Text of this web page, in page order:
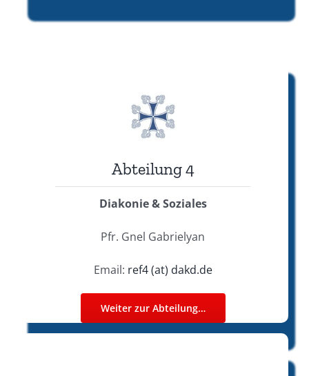
Abteilung 4
Diakonie & Soziales
Pfr. Gnel Gabrielyan
Email: ref4 (at) dakd.de
Weiter zur Abteilung…